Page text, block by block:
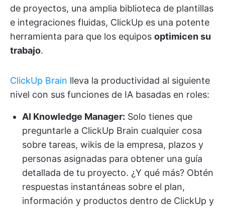
de proyectos, una amplia biblioteca de plantillas
e integraciones fluidas, ClickUp es una potente
herramienta para que los equipos optimicen su
trabajo.
ClickUp Brain lleva la productividad al siguiente
nivel con sus funciones de IA basadas en roles:
AI Knowledge Manager: Solo tienes que
preguntarle a ClickUp Brain cualquier cosa
sobre tareas, wikis de la empresa, plazos y
personas asignadas para obtener una guía
detallada de tu proyecto. ¿Y qué más? Obtén
respuestas instantáneas sobre el plan,
información y productos dentro de ClickUp y